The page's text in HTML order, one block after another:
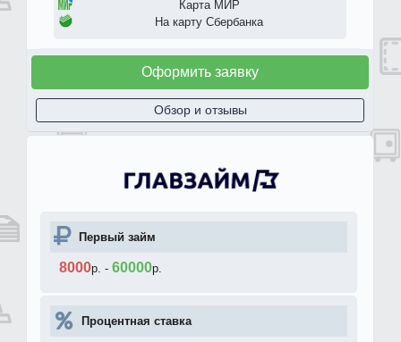
Карта МИР
На карту Сбербанка
Оформить заявку
Обзор и отзывы
Первый займ
8000р. - 60000р.
Процентная ставка